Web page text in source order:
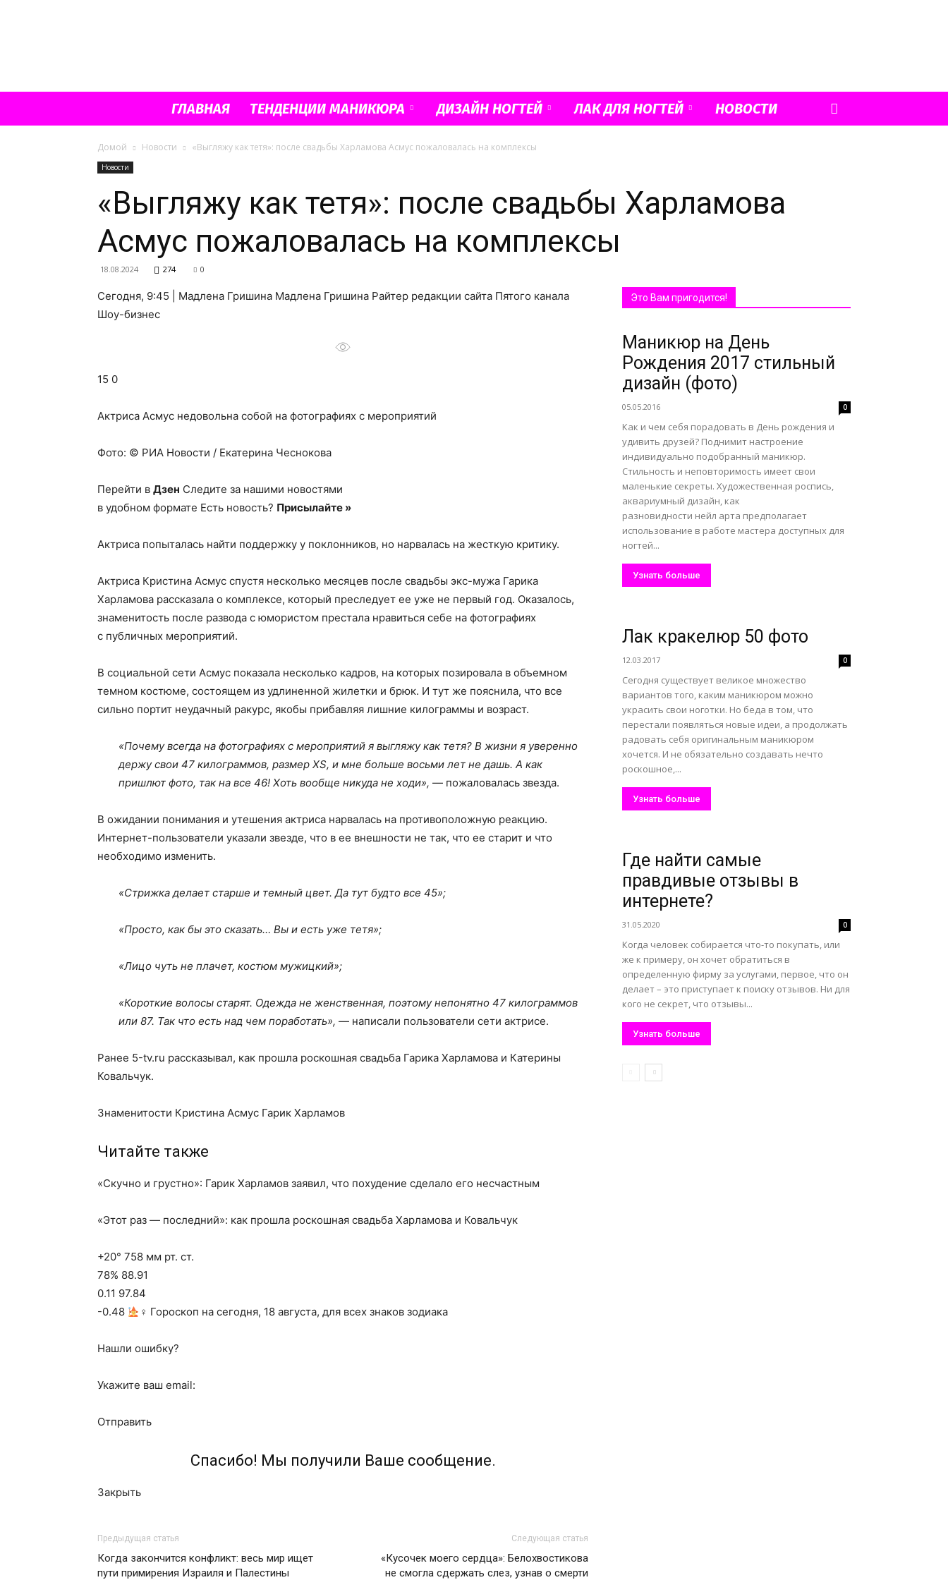
Французский
нем
ГЛАВНАЯ ТЕНДЕНЦИИ МАНИКЮРА ДИЗАЙН НОГТЕЙ ЛАК ДЛЯ НОГТЕЙ НОВОСТИ
Домой Новости «Выгляжу как тетя»: после свадьбы Харламова Асмус пожаловалась на комплексы
Новости
«Выгляжу как тетя»: после свадьбы Харламова
Асмус пожаловалась на комплексы
18.08.2024 274 0
Сегодня, 9:45 | Мадлена Гришина Мадлена Гришина Райтер редакции сайта Пятого канала
Шоу-бизнес
15 0
Актриса Асмус недовольна собой на фотографиях с мероприятий
Фото: © РИА Новости / Екатерина Чеснокова
Перейти в Дзен Следите за нашими новостями
в удобном формате Есть новость? Присылайте »
Актриса попыталась найти поддержку у поклонников, но нарвалась на жесткую критику.
Актриса Кристина Асмус спустя несколько месяцев после свадьбы экс-мужа Гарика
Харламова рассказала о комплексе, который преследует ее уже не первый год. Оказалось,
знаменитость после развода с юмористом престала нравиться себе на фотографиях
с публичных мероприятий.
В социальной сети Асмус показала несколько кадров, на которых позировала в объемном
темном костюме, состоящем из удлиненной жилетки и брюк. И тут же пояснила, что все
сильно портит неудачный ракурс, якобы прибавляя лишние килограммы и возраст.
«Почему всегда на фотографиях с мероприятий я выгляжу как тетя? В жизни я уверенно
держу свои 47 килограммов, размер XS, и мне больше восьми лет не дашь. А как
пришлют фото, так на все 46! Хоть вообще никуда не ходи», — пожаловалась звезда.
В ожидании понимания и утешения актриса нарвалась на противоположную реакцию.
Интернет-пользователи указали звезде, что в ее внешности не так, что ее старит и что
необходимо изменить.
«Стрижка делает старше и темный цвет. Да тут будто все 45»;
«Просто, как бы это сказать… Вы и есть уже тетя»;
«Лицо чуть не плачет, костюм мужицкий»;
«Короткие волосы старят. Одежда не женственная, поэтому непонятно 47 килограммов
или 87. Так что есть над чем поработать», — написали пользователи сети актрисе.
Ранее 5-tv.ru рассказывал, как прошла роскошная свадьба Гарика Харламова и Катерины
Ковальчук.
Знаменитости Кристина Асмус Гарик Харламов
Читайте также
«Скучно и грустно»: Гарик Харламов заявил, что похудение сделало его несчастным
«Этот раз — последний»: как прошла роскошная свадьба Харламова и Ковальчук
+20° 758 мм рт. ст.
78% 88.91
0.11 97.84
-0.48
‍♀ Гороскоп на сегодня, 18 августа, для всех знаков зодиака
Нашли ошибку?
Укажите ваш email:
Отправить
Спасибо! Мы получили Ваше сообщение.
Закрыть
Предыдущая статья
Когда закончится конфликт: весь мир ищет
пути примирения Израиля и Палестины
Следующая статья
«Кусочек моего сердца»: Белохвостикова
не смогла сдержать слез, узнав о смерти
Это Вам пригодится!
Маникюр на День
Рождения 2017 стильный
дизайн (фото)
05.05.2016 0
Как и чем себя порадовать в День рождения и
удивить друзей? Поднимит настроение
индивидуально подобранный маникюр.
Стильность и неповторимость имеет свои
маленькие секреты. Художественная роспись,
аквариумный дизайн, как
разновидности нейл арта предполагает
использование в работе мастера доступных для
ногтей...
Узнать больше
Лак кракелюр 50 фото
12.03.2017 0
Сегодня существует великое множество
вариантов того, каким маникюром можно
украсить свои ноготки. Но беда в том, что
перестали появляться новые идеи, а продолжать
радовать себя оригинальным маникюром
хочется. И не обязательно создавать нечто
роскошное,...
Узнать больше
Где найти самые
правдивые отзывы в
интернете?
31.05.2020 0
Когда человек собирается что-то покупать, или
же к примеру, он хочет обратиться в
определенную фирму за услугами, первое, что он
делает – это приступает к поиску отзывов. Ни для
кого не секрет, что отзывы...
Узнать больше